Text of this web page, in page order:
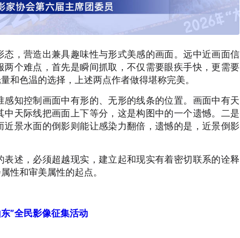
，营造出兼具趣味性与形式美感的画面。远中近画面信
个难点，首先是瞬间抓取，不仅需要眼疾手快，更需要
和色温的选择，上述两点作者做得堪称完美。
知控制画面中有形的、无形的线条的位置。画面中有天
天际线把画面上下等分，这是构图中的一个遗憾。二是
景水面的倒影则能让感染力翻倍，遗憾的是，近景倒影
述，必须超越现实，建立起和现实有着密切联系的诠释
性和审美属性的起点。
”全民影像征集活动